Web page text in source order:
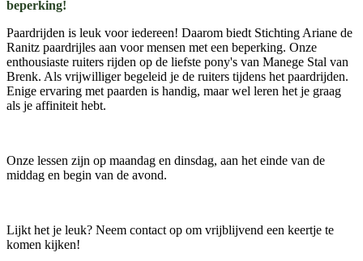
beperking!
Paardrijden is leuk voor iedereen! Daarom biedt Stichting Ariane de
Ranitz paardrijles aan voor mensen met een beperking. Onze
enthousiaste ruiters rijden op de liefste pony's van Manege Stal van
Brenk. Als vrijwilliger begeleid je de ruiters tijdens het paardrijden.
Enige ervaring met paarden is handig, maar wel leren het je graag
als je affiniteit hebt.
Onze lessen zijn op maandag en dinsdag, aan het einde van de
middag en begin van de avond.
Lijkt het je leuk? Neem contact op om vrijblijvend een keertje te
komen kijken!